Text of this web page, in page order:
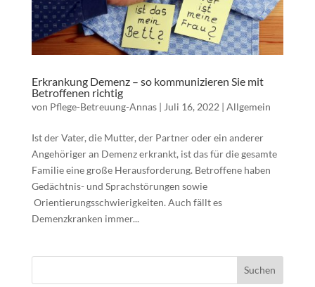
Erkrankung Demenz – so kommunizieren Sie mit
Betroffenen richtig
von Pflege-Betreuung-Annas| Juli 16, 2022 | Allgemein
Ist der Vater, die Mutter, der Partner oder ein anderer
Angehöriger an Demenz erkrankt, ist das für die gesamte
Familie eine große Herausforderung. Betroffene haben
Gedächtnis- und Sprachstörungen sowie
Orientierungsschwierigkeiten. Auch fällt es
Demenzkranken immer...